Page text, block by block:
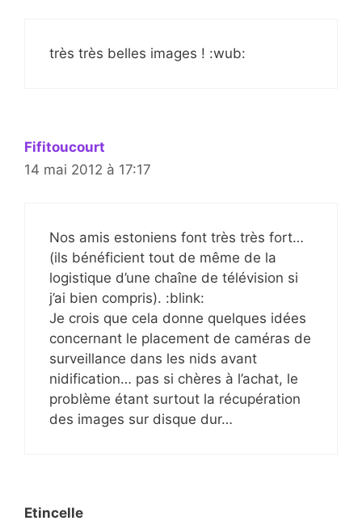
très très belles images ! :wub:
Fifitoucourt
14 mai 2012 à 17:17
Nos amis estoniens font très très fort…
(ils bénéficient tout de même de la
logistique d’une chaîne de télévision si
j’ai bien compris). :blink:
Je crois que cela donne quelques idées
concernant le placement de caméras de
surveillance dans les nids avant
nidification… pas si chères à l’achat, le
problème étant surtout la récupération
des images sur disque dur…
Etincelle